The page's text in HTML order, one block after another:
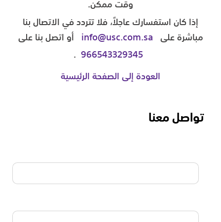
وقت ممكن.
إذا كان استفسارك عاجلاً، فلا تتردد في الاتصال بنا
مباشرة على
info@usc.com.sa
أو اتصل بنا على
966543329345
.
العودة إلى الصفحة الرئيسية
تواصل معنا